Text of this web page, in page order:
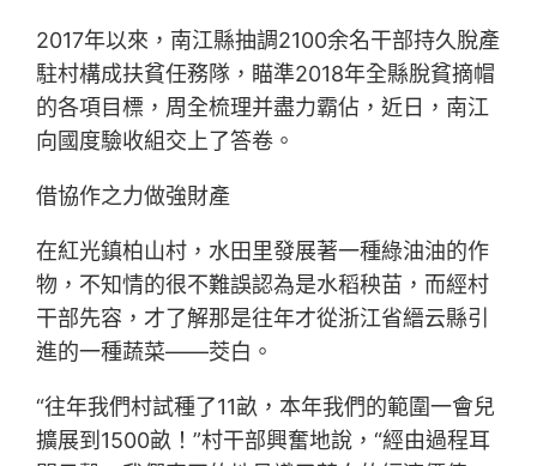
2017年以來，南江縣抽調2100余名干部持久脫產
駐村構成扶貧任務隊，瞄準2018年全縣脫貧摘帽
的各項目標，周全梳理并盡力霸佔，近日，南江
向國度驗收組交上了答卷。
借協作之力做強財產
在紅光鎮柏山村，水田里發展著一種綠油油的作
物，不知情的很不難誤認為是水稻秧苗，而經村
干部先容，才了解那是往年才從浙江省縉云縣引
進的一種蔬菜——茭白。
“往年我們村試種了11畝，本年我們的範圍一會兒
擴展到1500畝！”村干部興奮地說，“經由過程耳